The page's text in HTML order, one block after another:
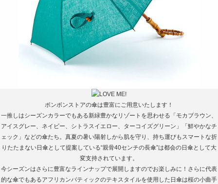
ボンボンストアの傘は豊富にご用意いたします！
一推しはシーズンカラーでもある新緑豊かなリゾートを思わせる「モカブラウン、
アイスグレー、ネイビー、シトラスイエロー、ターコイズグリーン」「鮮やかなチ
ェック」などの傘たち。真夏の暑い陽射しから肌を守り、持ち運びもスマートな折
りたたまない日傘として提案している“親骨40センチの長傘”は都会の日傘として大
変支持されています。
今シーズンはさらに豊富なラインナップで展開しますのでお楽しみに！さらに代表
的な傘でもあるアフリカンバティックのテキスタイルを使用した日傘は桜の小曲手